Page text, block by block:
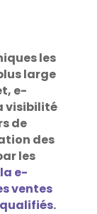
les
large
e-
visibilité
de
des
les
e-
ventes
.